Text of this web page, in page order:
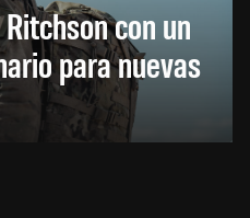
con un
para nuevas